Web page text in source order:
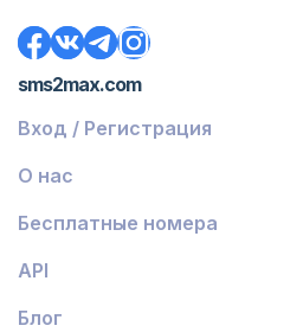
sms2max.com
Вход / Регистрация
О нас
Бесплатные номера
API
Блог